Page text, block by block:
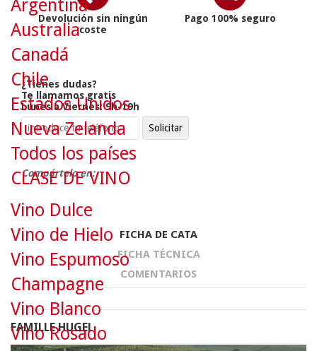
Devolución sin ningún
coste
Pago 100% seguro
¿Tienes dudas?
Te llamamos gratis
Lunes a Viernes: 9h-19h
Compártelo en:
FICHA DE CATA
FICHA TÉCNICA
COMENTARIOS
FAMILLE HUGEL
Argentina
Australia
Canadá
Chile
Estados Unidos
Nueva Zelanda
Todos los países
CLASE DE VINO
Vino Dulce
Vino de Hielo
Vino Espumoso
Champagne
Vino Blanco
Vino Rosado